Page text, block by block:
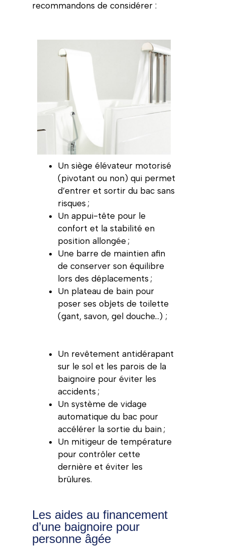
recommandons de considérer :
Un siège élévateur motorisé
(pivotant ou non) qui permet
d’entrer et sortir du bac sans
risques ;
Un appui-tête pour le
confort et la stabilité en
position allongée ;
Une barre de maintien afin
de conserver son équilibre
lors des déplacements ;
Un plateau de bain pour
poser ses objets de toilette
(gant, savon, gel douche…) ;
Un revêtement antidérapant
sur le sol et les parois de la
baignoire pour éviter les
accidents ;
Un système de vidage
automatique du bac pour
accélérer la sortie du bain ;
Un mitigeur de température
pour contrôler cette
dernière et éviter les
brûlures.
Les aides au financement
d’une baignoire pour
personne âgée